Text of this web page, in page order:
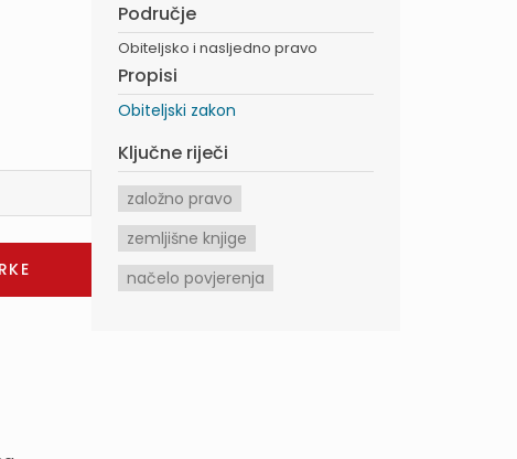
Područje
Obiteljsko i nasljedno pravo
Propisi
Obiteljski zakon
Ključne riječi
založno pravo
zemljišne knjige
načelo povjerenja